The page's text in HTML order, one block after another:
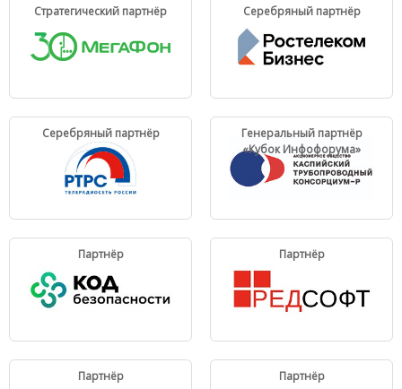
Стратегический партнёр Серебряный партнёр
Серебряный партнёр
Генеральный партнёр
«Кубок Инфофорума»
Партнёр Партнёр
Партнёр Партнёр